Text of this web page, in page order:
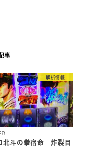
事
解析情報
北斗の拳宿命 炸裂目